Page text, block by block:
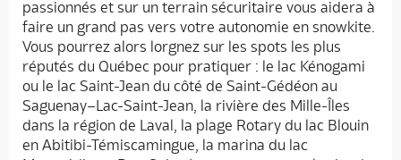
passionnés et sur un terrain sécuritaire vous aidera à
faire un grand pas vers votre autonomie en snowkite.
Vous pourrez alors lorgnez sur les spots les plus
réputés du Québec pour pratiquer : le lac Kénogami
ou le lac Saint-Jean du côté de Saint-Gédéon au
Saguenay–Lac-Saint-Jean, la rivière des Mille-Îles
dans la région de Laval, la plage Rotary du lac Blouin
en Abitibi-Témiscamingue, la marina du lac